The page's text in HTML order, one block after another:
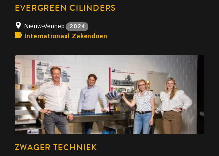
EVERGREEN CILINDERS
Nieuw-Vennep 2024
Internationaal Zakendoen
ZWAGER TECHNIEK